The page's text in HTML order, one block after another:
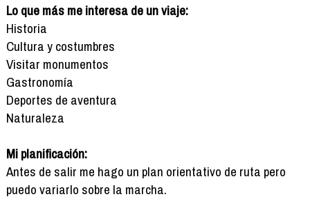
Lo que más me interesa de un viaje:
Historia
Cultura y costumbres
Visitar monumentos
Gastronomía
Deportes de aventura
Naturaleza
Mi planificación:
Antes de salir me hago un plan orientativo de ruta pero
puedo variarlo sobre la marcha.